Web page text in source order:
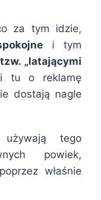
za tym idzie,
i tym
tzw. „latającymi
tu o reklamę
dostają nagle
tego
powiek,
właśnie